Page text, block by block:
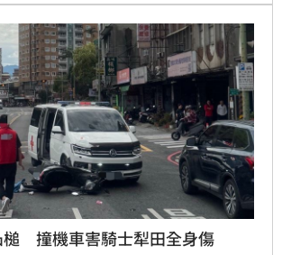
釐清。
槌 撞機車害騎士犁田全身傷